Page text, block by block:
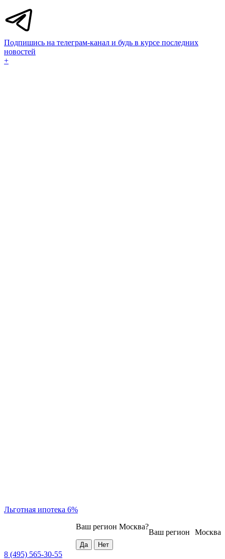
Подпишись на телеграм-канал и будь в курсе последних
новостей
+
Льготная ипотека 6%
Москва
Ваш регион
Ваш регион Москва?
8 (495) 565-30-55